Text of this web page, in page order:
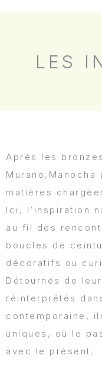
LES
Après les
matières
Ici, l’inspiration
au fil des
boucles de
décoratifs ou
Détournés de
réinterprétés
contemporaine,
uniques, où le
avec le présent.